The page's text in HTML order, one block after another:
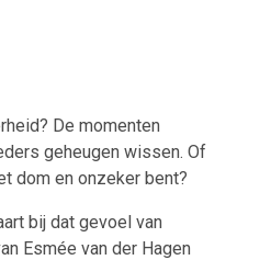
De momenten
geheugen wissen. Of
dom en onzeker bent?
bij dat gevoel van
Esmée van der Hagen